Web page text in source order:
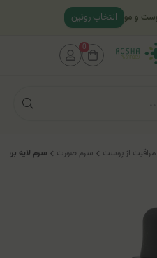
از پوست سرم صورت سرم لایه بردار AHA 15% و BHA2% دریم رز
و مو انتخاب روتین
0